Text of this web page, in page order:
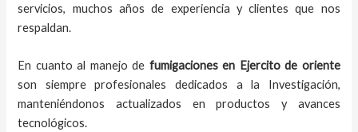
servicios, muchos años de experiencia y clientes que nos
respaldan.
En cuanto al manejo de fumigacionesen Ejercito de oriente
son siempre profesionales dedicados a la Investigación,
manteniéndonos actualizados en productos y avances
tecnológicos.